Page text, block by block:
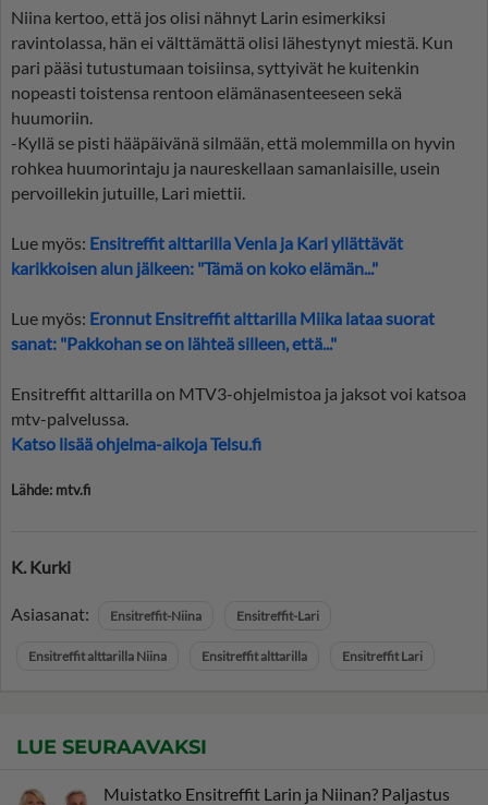
Niina kertoo, että jos olisi nähnyt Larin esimerkiksi
ravintolassa, hän ei välttämättä olisi lähestynyt miestä. Kun
pari pääsi tutustumaan toisiinsa, syttyivät he kuitenkin
nopeasti toistensa rentoon elämänasenteeseen sekä
huumoriin.
-Kyllä se pisti hääpäivänä silmään, että molemmilla on hyvin
rohkea huumorintaju ja naureskellaan samanlaisille, usein
pervoillekin jutuille, Lari miettii.
Lue myös: Ensitreffit alttarilla Venla ja Karl yllättävät
karikkoisen alun jälkeen: "Tämä on koko elämän..."
Lue myös: Eronnut Ensitreffit alttarilla Miika lataa suorat
sanat: "Pakkohan se on lähteä silleen, että..."
Ensitreffit alttarilla on MTV3-ohjelmistoa ja jaksot voi katsoa
mtv-palvelussa.
Katso lisää ohjelma-aikoja Telsu.fi
Lähde: mtv.fi
K. Kurki
Asiasanat: Ensitreffit-Niina Ensitreffit-Lari
Ensitreffit alttarilla Niina Ensitreffit alttarilla Ensitreffit Lari
LUE SEURAAVAKSI
Muistatko Ensitreffit Larin ja Niinan? Paljastus